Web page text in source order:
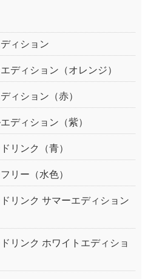
ィション
ディション（オレンジ）
ィション（赤）
ディション（紫）
リンク（青）
リー（水色）
リンク サマーエディション
リンク ホワイトエディショ